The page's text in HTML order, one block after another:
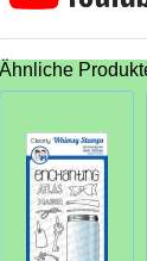
Ähnliche